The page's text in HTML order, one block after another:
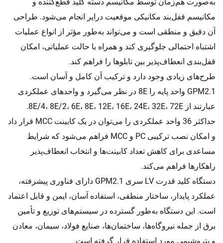
مکانیسم قفل‌بند مکانیکی موقعیت درایر انجام می‌شود. طراحی
آن دقیق و منطقی است و می‌تواند به‌طور مؤثر از انواع عملیات
اشتباه احتمالی جلوگیری کند و همراه با حالت عملیاتی، امکان
قفل‌بندی انعطاف‌پذیر بین تابلوها را فراهم کند.
طرح‌های زیادی وجود دارد و ترکیب آن کامل و آسان است.
GPM2.1 واحد پایه را 8E در نظر می‌گیرد و واحدهای عملکردی
عبارتند از 8E/4، 8E/2، 6E، 8E، 12E، 16E، 24E، 32E، 72E.
حداکثر 36 واحد عملکردی را می‌توان در یک کابینت MCC قرار داد
و امکان نصب ترکیبی PC و MCC فراهم می‌شود که شرایط
مساعدی برای کاهش تعداد کابینت‌ها و انتخاب انعطاف‌پذیر
راهکارها فراهم می‌کند.
دستگاه کلید قدرت LV سری GPM2.1 دارای فناوری پیشرفته،
عملکرد پایدار، ساختار منطقی، استفاده آسان، ایمن و قابل اعتماد
است. این دستگاه به‌طور گسترده در سیستم‌های توزیع و تأمین
برق از جمله نیروگاه‌ها، ساختمان‌ها، صنایع فولاد، سیمان، معادن
و پتروشیمی مورد استفاده قرار گرفته است.